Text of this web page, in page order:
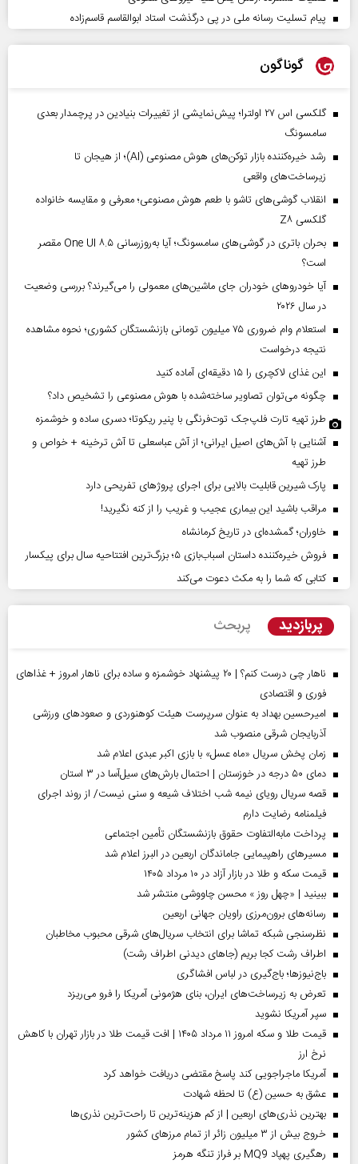
پیام تسلیت رسانه ملی در پی درگذشت استاد ابوالقاسم قاسم‌زاده
گوناگون
گلکسی اس ۲۷ اولترا؛ پیش‌نمایشی از تغییرات بنیادین در پرچمدار بعدی
سامسونگ
رشد خیره‌کننده بازار توکن‌های هوش مصنوعی (AI)؛ از هیجان تا
زیرساخت‌های واقعی
انقلاب گوشی‌های تاشو‌ با طعم هوش مصنوعی؛ معرفی و مقایسه خانواده
گلکسی Z۸
بحران باتری در گوشی‌های سامسونگ؛ آیا به‌روزرسانی One UI ۸.۵ مقصر
است؟
آیا خودروهای خودران جای ماشین‌های معمولی را می‌گیرند؟ بررسی وضعیت
در سال ۲۰۲۶
استعلام وام ضروری ۷۵ میلیون تومانی بازنشستگان کشوری؛ نحوه مشاهده
نتیجه درخواست
این غذای لاکچری را ۱۵ دقیقه‌ای آماده کنید
چگونه می‌توان تصاویر ساخته‌شده با هوش مصنوعی را تشخیص داد؟
طرز تهیه تارت فلپ‌جک توت‌فرنگی با پنیر ریکوتا؛ دسری ساده و خوشمزه
آشنایی با آش‌های اصیل ایرانی؛ از آش عباسعلی تا آش ترخینه + خواص و
طرز تهیه
پارک شیرین قابلیت‌ بالایی برای اجرای پروژهای تفریحی دارد
مراقب باشید این بیماری عجیب و غریب را از کنه نگیرید!
خاوران؛ گمشده‌ای در تاریخ کرمانشاه
فروش خیره‌کننده داستان اسباب‌بازی ۵؛ بزرگ‌ترین افتتاحیه سال برای پیکسار
کتابی که شما را به مکث دعوت می‌کند
پربازدید پربحث
ناهار چی درست کنم؟ | ۲۰ پیشنهاد خوشمزه و ساده برای ناهار امروز + غذاهای
فوری و اقتصادی
امیرحسین بهداد به عنوان سرپرست هیئت کوهنوردی و صعودهای ورزشی
آذربایجان شرقی منصوب شد
زمان پخش سریال «ماه عسل» با بازی اکبر عبدی اعلام شد
دمای ۵۰ درجه در خوزستان | احتمال بارش‌های سیل‌آسا در ۳ استان
قصه سریال رویای نیمه شب اختلاف شیعه و سنی نیست/ از روند اجرای
فیلمنامه رضایت دارم
پرداخت مابه‌التفاوت حقوق بازنشستگان تأمین اجتماعی
مسیر‌های راهپیمایی جاماندگان اربعین در البرز اعلام شد
قیمت سکه و طلا در بازار آزاد در ۱۰ مرداد ۱۴۰۵
ببینید | «چهل روز » محسن چاووشی منتشر شد
رسانه‌های برون‌مرزی راویان جهانی اربعین
نظرسنجی شبکه تماشا برای انتخاب سریال‌های شرقی محبوب مخاطبان
اطراف رشت کجا بریم (جاهای دیدنی اطراف رشت)
باج‌نیوزها؛ باج‌گیری در لباس افشاگری
تعرض به زیرساخت‌های ایران، بنای هژمونی آمریکا را فرو می‌ریزد
سپر آمریکا نشوید
قیمت طلا و سکه امروز ۱۱ مرداد ۱۴۰۵ | افت قیمت طلا در بازار تهران با کاهش
نرخ ارز
آمریکا ماجراجویی کند پاسخ مقتضی دریافت خواهد کرد
عشق به حسین (ع) تا لحظه شهادت
بهترین نذری‌های اربعین | از کم هزینه‌ترین تا راحت‌ترین نذری‌ها
خروج بیش از ۳ میلیون زائر از تمام مرز‌های کشور
رهگیری پهپاد MQ9 بر فراز تنگه هرمز